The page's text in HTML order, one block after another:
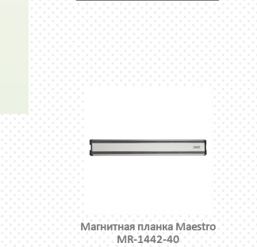
Магнитная планка Maestro
MR-1442-40